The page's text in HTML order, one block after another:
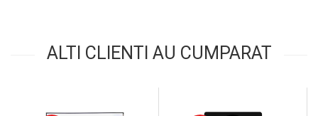
ALTI CLIENTI AU CUMPARAT